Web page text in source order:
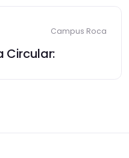
Campus Roca
Circular: